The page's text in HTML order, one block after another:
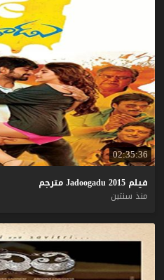
02:35:36
فيلم Jadoogadu 2015
مترجم
منذ سنتين